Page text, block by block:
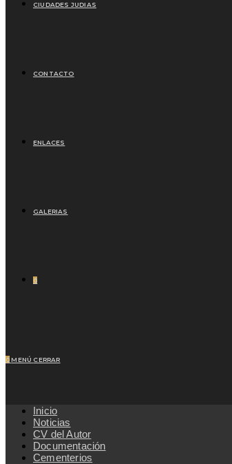
CIUDADES JUDIAS
CONTACTO
ENLACES
GALERIAS
0
0 MENÚ CERRAR
Inicio
Noticias
CV del Autor
Documentación
Cementerios